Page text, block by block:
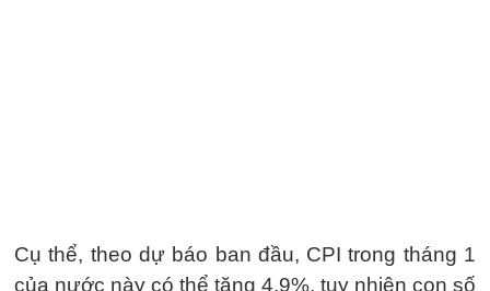
Cụ thể, theo dự báo ban đầu, CPI trong tháng 1
của nước này có thể tăng 4,9%, tuy nhiên con số